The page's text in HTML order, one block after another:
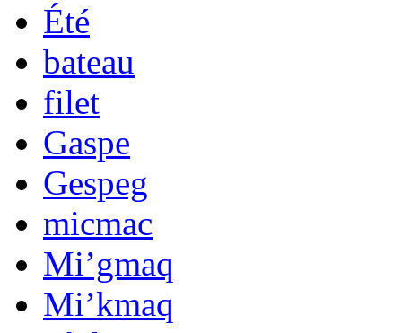
Été
bateau
filet
Gaspe
Gespeg
micmac
Mi’gmaq
Mi’kmaq